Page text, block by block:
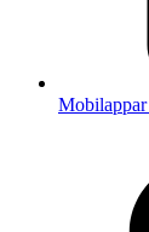
Mobilappar